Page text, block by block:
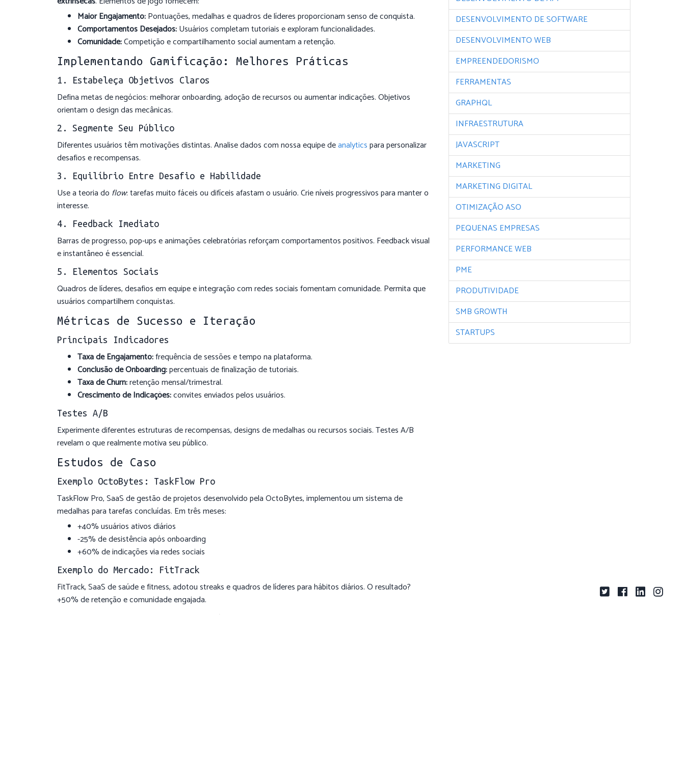
Maior Engajamento:Pontuações, medalhas e quadros de líderes proporcionam senso de conquista.
Comportamentos Desejados:Usuários completam tutoriais e exploram funcionalidades.
Comunidade:Competição e compartilhamento social aumentam a retenção.
Implementando Gamificação: Melhores Práticas
1. Estabeleça Objetivos Claros
Defina metas de negócios: melhorar onboarding, adoção de recursos ou aumentar indicações. Objetivos
orientam o design das mecânicas.
2. Segmente Seu Público
Diferentes usuários têm motivações distintas. Analise dados com nossa equipe deanalyticspara personalizar
desafios e recompensas.
3. Equilíbrio Entre Desafio e Habilidade
Use a teoria do flow: tarefas muito fáceis ou difíceis afastam o usuário. Crie níveis progressivos para manter o
interesse.
4. Feedback Imediato
Barras de progresso, pop-ups e animações celebratórias reforçam comportamentos positivos. Feedback visual
e instantâneo é essencial.
5. Elementos Sociais
Quadros de líderes, desafios em equipe e integração com redes sociais fomentam comunidade. Permita que
usuários compartilhem conquistas.
Métricas de Sucesso e Iteração
Principais Indicadores
Taxa de Engajamento:frequência de sessões e tempo na plataforma.
Conclusão de Onboarding:percentuais de finalização de tutoriais.
Taxa de Churn:retenção mensal/trimestral.
Crescimento de Indicações:convites enviados pelos usuários.
Testes A/B
Experimente diferentes estruturas de recompensas, designs de medalhas ou recursos sociais. Testes A/B
revelam o que realmente motiva seu público.
Estudos de Caso
Exemplo OctoBytes: TaskFlow Pro
TaskFlow Pro, SaaS de gestão de projetos desenvolvido pela OctoBytes, implementou um sistema de
medalhas para tarefas concluídas. Em três meses:
+40% usuários ativos diários
-25% de desistência após onboarding
+60% de indicações via redes sociais
Exemplo do Mercado: FitTrack
FitTrack, SaaS de saúde e fitness, adotou streaks e quadros de líderes para hábitos diários. O resultado?
+50% de retenção e comunidade engajada.
Erros Comuns e Como Evitá-los
DESENVOLVIMENTO DE SOFTWARE
DESENVOLVIMENTO WEB
EMPREENDEDORISMO
FERRAMENTAS
GRAPHQL
INFRAESTRUTURA
JAVASCRIPT
MARKETING
MARKETING DIGITAL
OTIMIZAÇÃO ASO
PEQUENAS EMPRESAS
PERFORMANCE WEB
PME
PRODUTIVIDADE
SMB GROWTH
STARTUPS